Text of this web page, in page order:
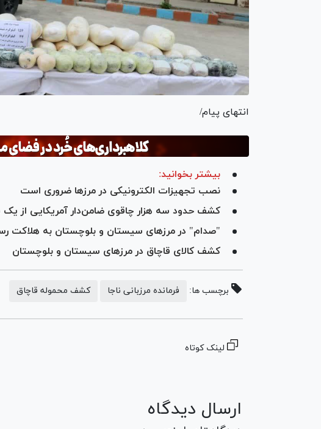
انتهای پیام/
بیشتر بخوانید:
نصب تجهیزات الکترونیکی در مرز‌ها ضروری است
کشف حدود سه هزار چاقوی ضامن‌دار آمریکایی از یک
"صدام" در مرز‌های سیستان و بلوچستان به هلاکت
کشف کالای قاچاق در مرز‌های سیستان و بلوچستان
برچسب ها: فرمانده مرزبانی ناجا کشف محموله قاچاق
لینک کوتاه
ارسال دیدگاه